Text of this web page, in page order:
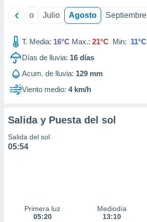
Junio Julio Agosto Septiembre
T. Media: 16°C Max.: 21°C Min: 11°C
Días de lluvia: 16 días
Acum. de lluvia: 129 mm
Viento medio: 4 km/h
Salida y Puesta del sol
Salida del sol
05:54
Primera luz
05:20
Mediodía
13:10